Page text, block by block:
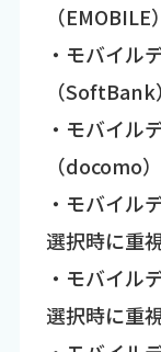
（EMOBILE）
・モバイル
（SoftBank）
・モバイル
（docomo）
・モバイル
選択時に重
・モバイル
選択時に重